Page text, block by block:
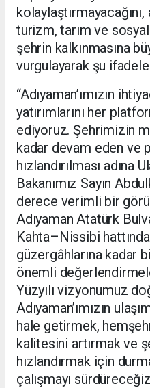
turizm, tarım ve sosyal
şehrin kalkınmasına
vurgulayarak şu
“Adıyaman’ımızın
yatırımlarını her
ediyoruz. Şehrimizin
kadar devam eden ve
hızlandırılması adına
Bakanımız Sayın
derece verimli bir
Adıyaman Atatürk
Kahta–Nissibi
güzergâhlarına kadar
önemli
Yüzyılı vizyonumuz
Adıyaman’ımızın
hale getirmek,
kalitesini artırmak ve
hızlandırmak için
çalışmayı